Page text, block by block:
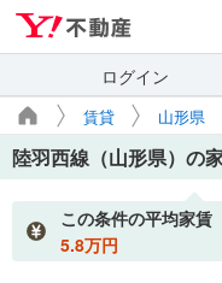
ログイン
賃貸 山形県
陸羽西線（山形県） の
この条件の平均家賃
5.8万円